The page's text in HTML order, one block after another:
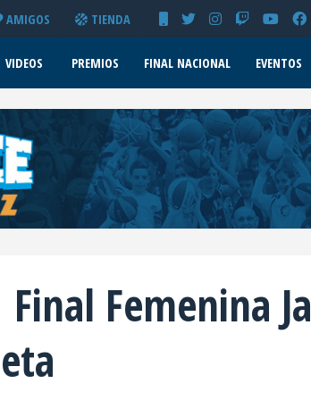
AMIGOS TIENDA
VIDEOS PREMIOS FINAL NACIONAL EVENTOS
Final Femenina